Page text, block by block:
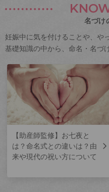
名づけ
妊娠中に気を付けることや、や
基礎知識の中から、命名・名づ
【助産師監修】お七夜と
は？命名式との違いは？由
来や現代の祝い方について